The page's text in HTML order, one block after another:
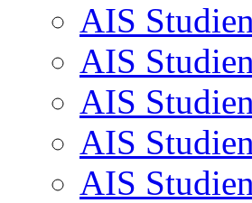
AIS
AIS
AIS
AIS
AIS